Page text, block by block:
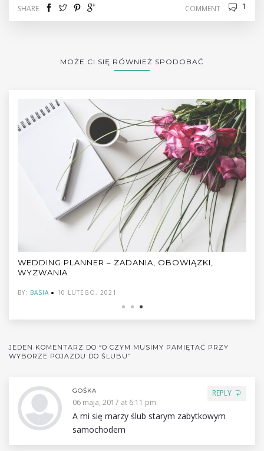
SHARE COMMENT 1
MOŻE CI SIĘ RÓWNIEŻ SPODOBAĆ
WEDDING PLANNER – ZADANIA, OBOWIĄZKI,
WYZWANIA
BY: BASIA 10 LUTEGO, 2021
JEDEN KOMENTARZ DO “O CZYM MUSIMY PAMIĘTAĆ PRZY
WYBORZE POJAZDU DO ŚLUBU”
REPLY
GOŚKA
06 maja, 2017 at 6:11 pm
A mi się marzy ślub starym zabytkowym
samochodem